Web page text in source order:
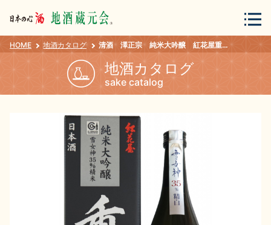
会員登録 ログイン
地酒カタログ
HOME 地酒カタログ 清酒 澤正宗 純米大吟醸 紅花屋重兵衛 雪女神 720ml
地酒カタログ
sake catalog